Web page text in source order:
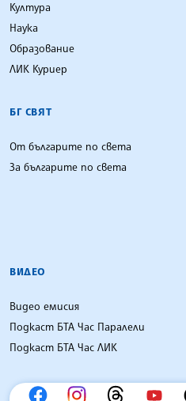
Култура
Наука
Образование
ЛИК Куриер
БГ СВЯТ
От българите по света
За българите по света
ВИДЕО
Видео емисия
Подкаст БТА Час Паралели
Подкаст БТА Час ЛИК